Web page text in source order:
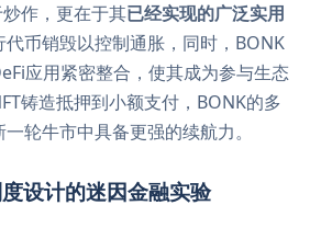
作，更在于其已经实现的广泛实用
币销毁以控制通胀，同时，BONK
应用紧密整合，使其成为参与生态
铸造抵押到小额支付，BONK的多
轮牛市中具备更强的续航力。
设计的迷因金融实验